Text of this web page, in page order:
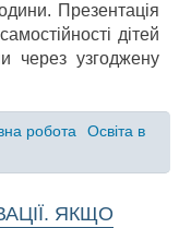
Презентація
дітей
через узгоджену
робота
Освіта в
ЯКЩО